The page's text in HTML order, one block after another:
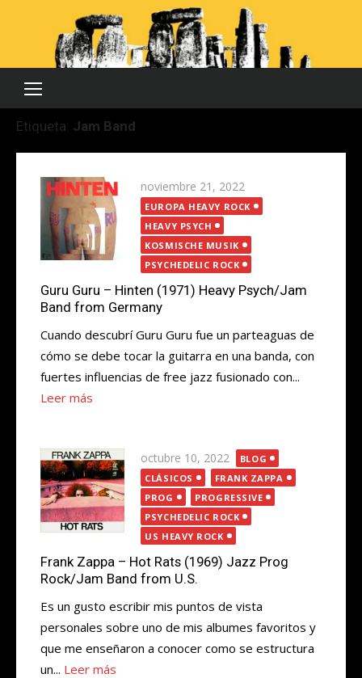
Etiqueta: Jam Band
Publicada
el
noviembre 21, 2022
EUROPA HEAVY ROCK
HEAVY PSYCH
KOSMISCHE MUSIK
PSYCHEDELIC ROCK
Guru Guru – Hinten (1971) Heavy Psych/Jam
Band from Germany
Cuando descubrí Guru Guru fue un parteaguas de
cómo se debe tocar la guitarra en una banda, con
fuertes influencias de free jazz fusionado con...
Leer más
Publicada
el
octubre 10, 2022
BLOG
CLÁSICOS
FRANK ZAPPA
PROG
PROGRESSIVE
PSYCHEDELIC ROCK
US HEAVY ROCK
Frank Zappa – Hot Rats (1969) Jazz Prog
Rock/Jam Band from U.S.
Es un gusto escribir mis puntos de vista
personales sobre uno de mis albumes favoritos y
que me enseñaron a conocer como se estructura
un... Leer más